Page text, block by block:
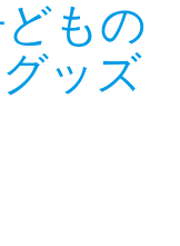
もの
ッズ